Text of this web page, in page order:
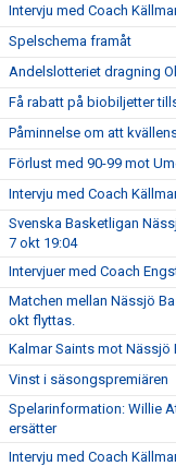
Intervju med Coach
Spelschema framåt
Andelslotteriet dragning
Få rabatt på biobiljetter
Påminnelse om att
Förlust med 90-99 mot
Intervju med Coach
Svenska Basketligan
7 okt 19:04
Intervjuer med Coach
Matchen mellan Nässjö
okt flyttas.
Kalmar Saints mot Nässjö
Vinst i säsongspremiären
Spelarinformation: Willie
ersätter
Intervju med Coach